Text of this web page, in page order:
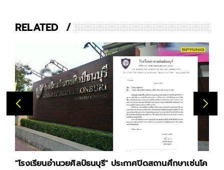
RELATED
"โรงเรียนอำนวยศิลป์ธนบุรี" ประกาศปิดสถานศึกษาเซ่นโค